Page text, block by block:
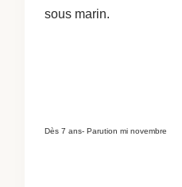
sous marin.
Dès 7 ans- Parution mi novembre